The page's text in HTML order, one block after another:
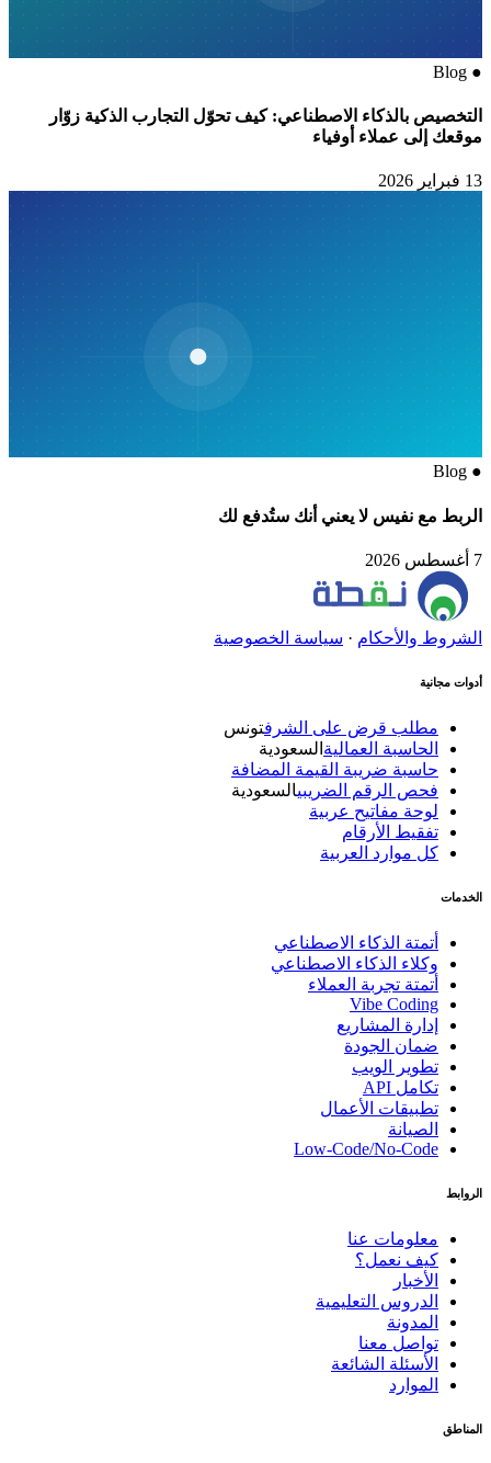
●
Blog
التخصيص بالذكاء الاصطناعي: كيف تحوّل التجارب الذكية زوّار
موقعك إلى عملاء أوفياء
13 فبراير 2026
●
Blog
الربط مع نفيس لا يعني أنك ستُدفع لك
الشروط والأحكام· سياسة الخصوصية
أدوات مجانية
مطلب قرض على الشرف تونس
الحاسبة العماليةالسعودية
حاسبة ضريبة القيمة المضافة
فحص الرقم الضريبيالسعودية
لوحة مفاتيح عربية
تفقيط الأرقام
كل موارد العربية
الخدمات
أتمتة الذكاء الاصطناعي
وكلاء الذكاء الاصطناعي
أتمتة تجربة العملاء
Vibe Coding
إدارة المشاريع
ضمان الجودة
تطوير الويب
تكامل API
تطبيقات الأعمال
الصيانة
Low-Code/No-Code
الروابط
معلومات عنا
كيف نعمل؟
الأخبار
الدروس التعليمية
المدونة
تواصل معنا
الأسئلة الشائعة
الموارد
المناطق